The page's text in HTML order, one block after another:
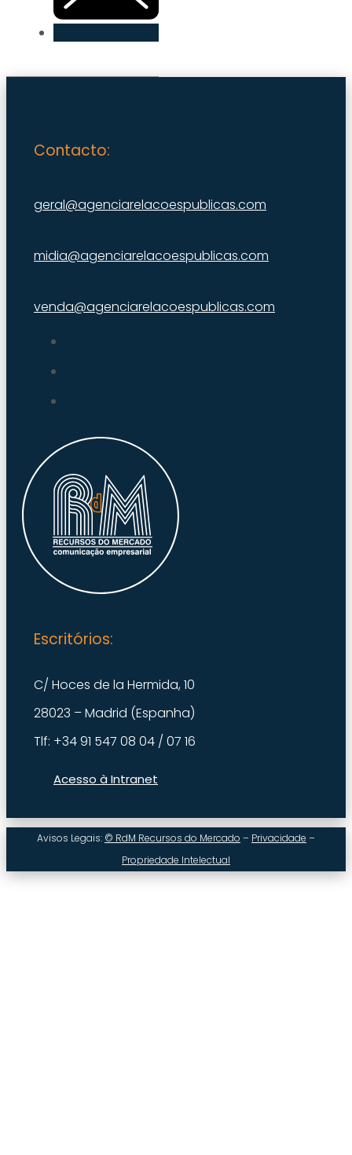
Contacto:
geral@agenciarelacoespublicas.com
midia@agenciarelacoespublicas.com
venda@agenciarelacoespublicas.com
Escritórios:
C/ Hoces de la Hermida, 10
28023 – Madrid (Espanha)
Tlf: +34 91 547 08 04 / 07 16
Acesso à Intranet
Avisos Legais: © RdM Recursos do Mercado – Privacidade –
Propriedade Intelectual